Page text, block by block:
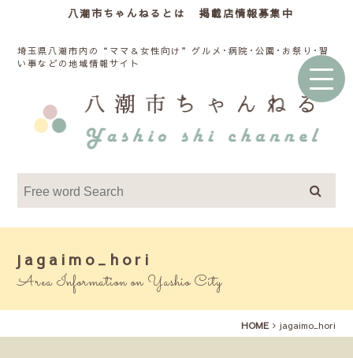
八潮市ちゃんねるとは 掲載店情報募集中
埼玉県八潮市内の“ママ＆女性向け”グルメ･病院･公園･お祭り･習
い事などの地域情報サイト
jagaimo_hori
Area Information on Yashio City
HOME jagaimo_hori